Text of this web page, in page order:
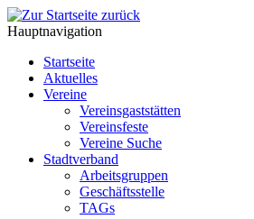
Hauptnavigation
Startseite
Aktuelles
Vereine
Vereinsgaststätten
Vereinsfeste
Vereine Suche
Stadtverband
Arbeitsgruppen
Geschäftsstelle
TAGs